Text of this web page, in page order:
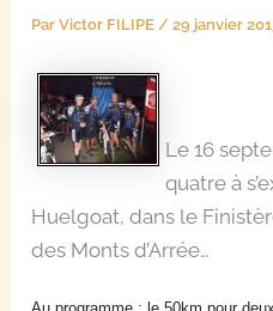
ParVictor FILIPE/29 janvier
Le 16
quatre à
Huelgoat, dans le
des Monts d’Arrée…